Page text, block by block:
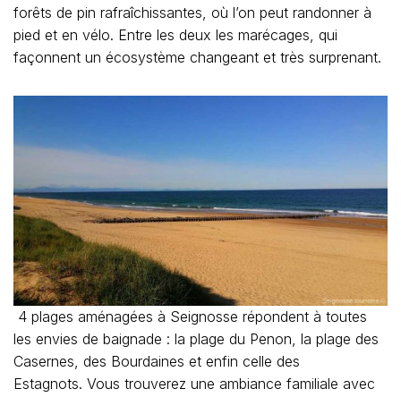
forêts de pin rafraîchissantes, où l’on peut randonner à
pied et en vélo. Entre les deux les marécages, qui
façonnent un écosystème changeant et très surprenant.
4 plages aménagées à Seignosse répondent à toutes
les envies de baignade : la plage du Penon, la plage des
Casernes, des Bourdaines et enfin celle des
Estagnots. Vous trouverez une ambiance familiale avec